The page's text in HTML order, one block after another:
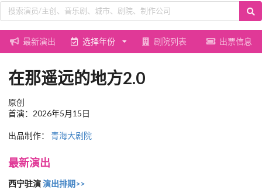
最新演出 选择年份 剧院列表 出票信息
在那遥远的地方2.0
原创
首演：2026年5月15日
出品制作： 青海大剧院
最新演出
西宁驻演演出排期>>